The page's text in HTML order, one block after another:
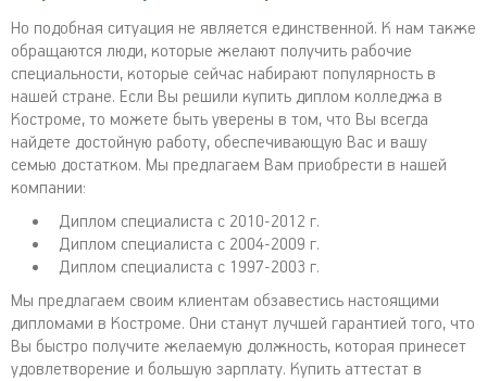
Но подобная ситуация не является единственной. К нам также
обращаются люди, которые желают получить рабочие
специальности, которые сейчас набирают популярность в
нашей стране. Если Вы решили купить диплом колледжа в
Костроме, то можете быть уверены в том, что Вы всегда
найдете достойную работу, обеспечивающую Вас и вашу
семью достатком. Мы предлагаем Вам приобрести в нашей
компании:
Диплом специалиста с 2010-2012 г.
Диплом специалиста с 2004-2009 г.
Диплом специалиста с 1997-2003 г.
Мы предлагаем своим клиентам обзавестись настоящими
дипломами в Костроме. Они станут лучшей гарантией того, что
Вы быстро получите желаемую должность, которая принесет
удовлетворение и большую зарплату. Купить аттестат в